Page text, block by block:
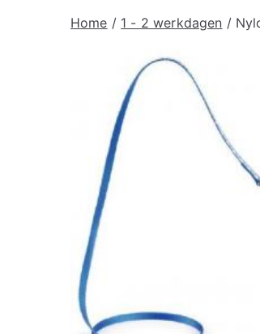
Home / 1 - 2 werkdagen /